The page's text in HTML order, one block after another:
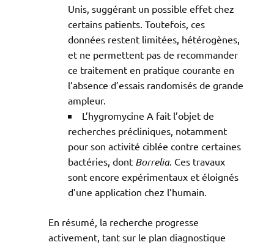
Unis, suggérant un possible effet chez
certains patients. Toutefois, ces
données restent limitées, hétérogènes,
et ne permettent pas de recommander
ce traitement en pratique courante en
l’absence d’essais randomisés de grande
ampleur.
L’hygromycine A fait l’objet de
recherches précliniques, notamment
pour son activité ciblée contre certaines
bactéries, dont Borrelia. Ces travaux
sont encore expérimentaux et éloignés
d’une application chez l’humain.
En résumé, la recherche progresse
activement, tant sur le plan diagnostique